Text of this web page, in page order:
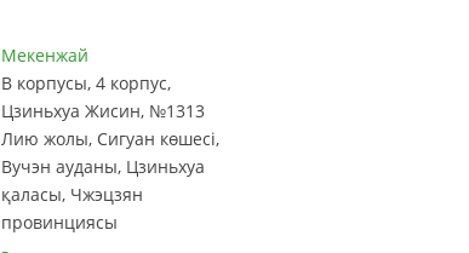
Мекенжай
В корпусы, 4 корпус,
Цзиньхуа Жисин, №1313
Лию жолы, Сигуан көшесі,
Вучэн ауданы, Цзиньхуа
қаласы, Чжэцзян
провинциясы